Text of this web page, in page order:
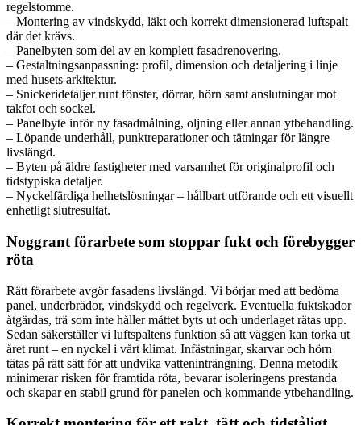
regelstomme.
– Montering av vindskydd, läkt och korrekt dimensionerad luftspalt
där det krävs.
– Panelbyten som del av en komplett fasadrenovering.
– Gestaltningsanpassning: profil, dimension och detaljering i linje
med husets arkitektur.
– Snickeridetaljer runt fönster, dörrar, hörn samt anslutningar mot
takfot och sockel.
– Panelbyte inför ny fasadmålning, oljning eller annan ytbehandling.
– Löpande underhåll, punktreparationer och tätningar för längre
livslängd.
– Byten på äldre fastigheter med varsamhet för originalprofil och
tidstypiska detaljer.
– Nyckelfärdiga helhetslösningar – hållbart utförande och ett visuellt
enhetligt slutresultat.
Noggrant förarbete som stoppar fukt och förebygger
röta
Rätt förarbete avgör fasadens livslängd. Vi börjar med att bedöma
panel, underbrädor, vindskydd och regelverk. Eventuella fuktskador
åtgärdas, trä som inte håller måttet byts ut och underlaget rätas upp.
Sedan säkerställer vi luftspaltens funktion så att väggen kan torka ut
året runt – en nyckel i vårt klimat. Infästningar, skarvar och hörn
tätas på rätt sätt för att undvika vatteninträngning. Denna metodik
minimerar risken för framtida röta, bevarar isoleringens prestanda
och skapar en stabil grund för panelen och kommande ytbehandling.